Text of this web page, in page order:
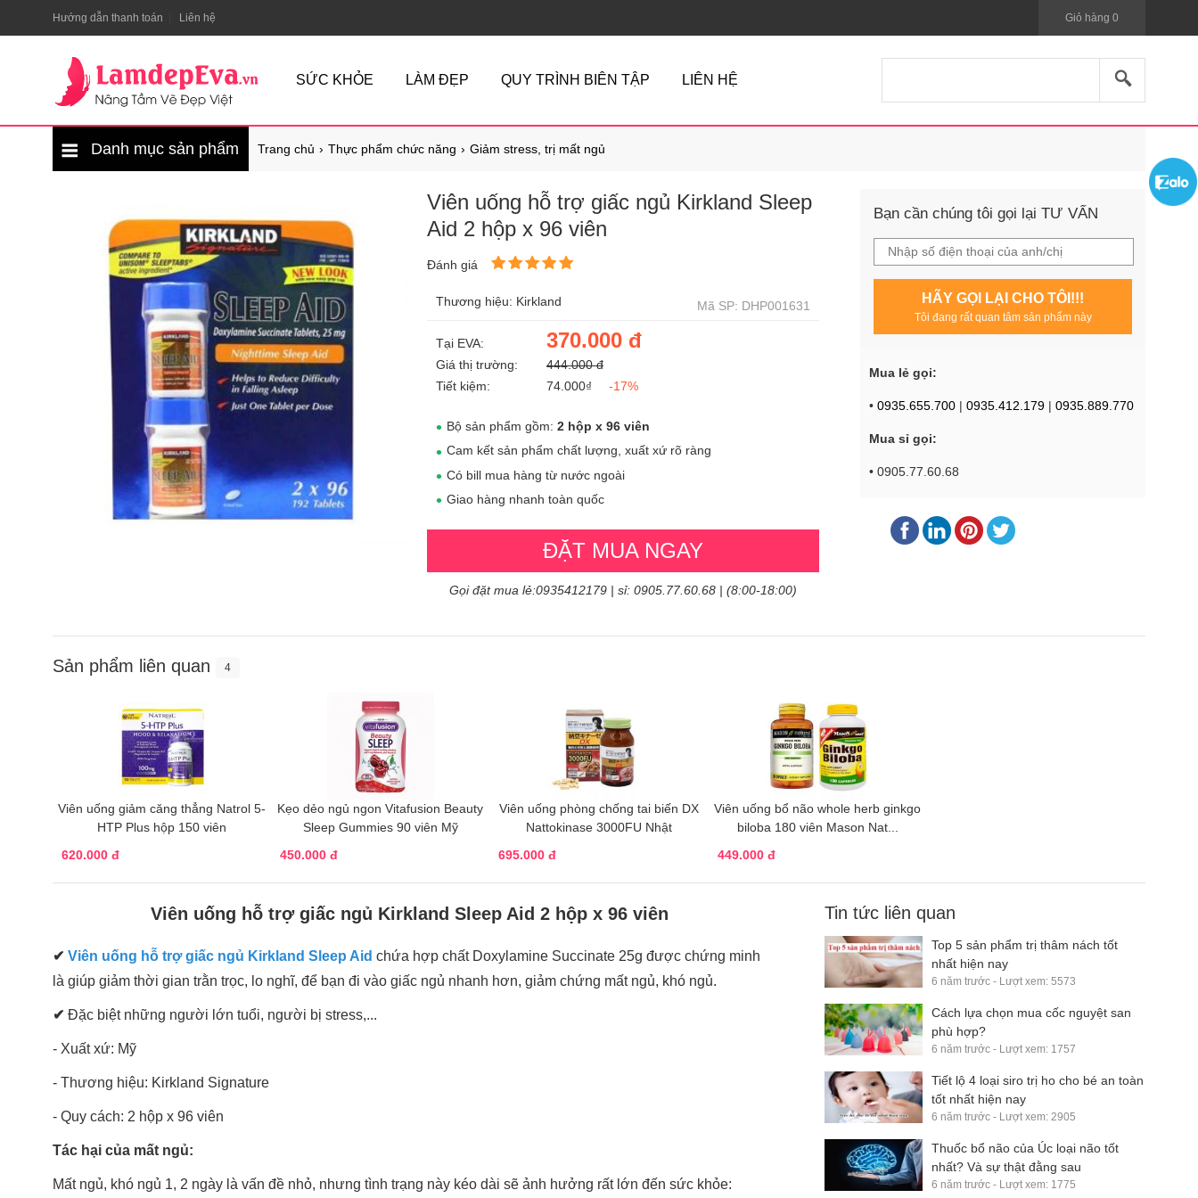
Hướng dẫn thanh toán Liên hệ Giỏ hàng 0
SỨC KHỎE LÀM ĐẸP QUY TRÌNH BIÊN TẬP LIÊN HỆ
Danh mục sản phẩm Trang chủ Thực phẩm chức năng Giảm stress, trị mất ngủ
Viên uống hỗ trợ giấc ngủ Kirkland Sleep
Aid 2 hộp x 96 viên
Đánh giá
Thương hiệu: Kirkland Mã SP: DHP001631
Tại EVA: 370.000 đ
Giá thị trường:
444.000 đ
Tiết kiệm:
74.000₫ -17%
Bộ sản phẩm gồm: 2 hộp x 96 viên
Cam kết sản phẩm chất lượng, xuất xứ rõ ràng
Có bill mua hàng từ nước ngoài
Giao hàng nhanh toàn quốc
ĐẶT MUA NGAY
Gọi đặt mua lẻ:0935412179 | sỉ: 0905.77.60.68 | (8:00-18:00)
Bạn cần chúng tôi gọi lại TƯ VẤN
HÃY GỌI LẠI CHO TÔI!!!
Tôi đang rất quan tâm sản phẩm này
Mua lẻ gọi:
• 0935.655.700 | 0935.412.179 | 0935.889.770
Mua sỉ gọi:
• 0905.77.60.68
Sản phẩm liên quan 4
Viên uống giảm căng thẳng Natrol 5-
HTP Plus hộp 150 viên
620.000 đ
Kẹo dẻo ngủ ngon Vitafusion Beauty
Sleep Gummies 90 viên Mỹ
450.000 đ
Viên uống phòng chống tai biến DX
Nattokinase 3000FU Nhật
695.000 đ
Viên uống bổ não whole herb ginkgo
biloba 180 viên Mason Nat...
449.000 đ
Viên uống hỗ trợ giấc ngủ Kirkland Sleep Aid 2 hộp x 96 viên
✔ Viên uống hỗ trợ giấc ngủ Kirkland Sleep Aid chứa hợp chất Doxylamine Succinate 25g được chứng minh
là giúp giảm thời gian trằn trọc, lo nghĩ, để bạn đi vào giấc ngủ nhanh hơn, giảm chứng mất ngủ, khó ngủ.
✔ Đặc biệt những người lớn tuổi, người bị stress,...
- Xuất xứ: Mỹ
- Thương hiệu: Kirkland Signature
- Quy cách: 2 hộp x 96 viên
Tác hại của mất ngủ:
Mất ngủ, khó ngủ 1, 2 ngày là vấn đề nhỏ, nhưng tình trạng này kéo dài sẽ ảnh hưởng rất lớn đến sức khỏe:
Tin tức liên quan
Top 5 sản phẩm trị thâm nách tốt
nhất hiện nay
6 năm trước - Lượt xem: 5573
Cách lựa chọn mua cốc nguyệt san
phù hợp?
6 năm trước - Lượt xem: 1757
Tiết lộ 4 loại siro trị ho cho bé an toàn
tốt nhất hiện nay
6 năm trước - Lượt xem: 2905
Thuốc bổ não của Úc loại não tốt
nhất? Và sự thật đằng sau
6 năm trước - Lượt xem: 1775